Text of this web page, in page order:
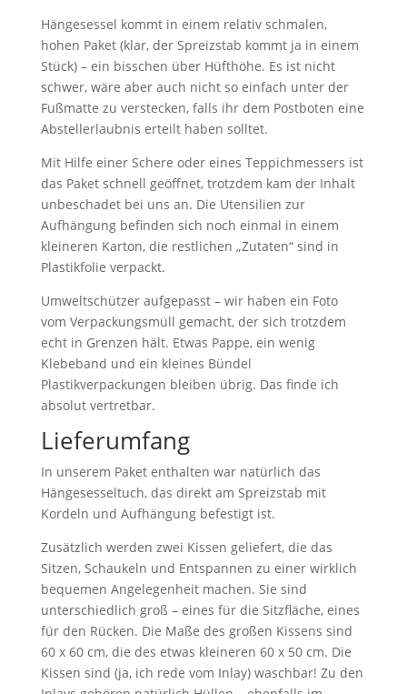
Hängesessel kommt in einem relativ schmalen,
hohen Paket (klar, der Spreizstab kommt ja in einem
Stück) – ein bisschen über Hüfthöhe. Es ist nicht
schwer, wäre aber auch nicht so einfach unter der
Fußmatte zu verstecken, falls ihr dem Postboten eine
Abstellerlaubnis erteilt haben solltet.
Mit Hilfe einer Schere oder eines Teppichmessers ist
das Paket schnell geöffnet, trotzdem kam der Inhalt
unbeschadet bei uns an. Die Utensilien zur
Aufhängung befinden sich noch einmal in einem
kleineren Karton, die restlichen „Zutaten“ sind in
Plastikfolie verpackt.
Umweltschützer aufgepasst – wir haben ein Foto
vom Verpackungsmüll gemacht, der sich trotzdem
echt in Grenzen hält. Etwas Pappe, ein wenig
Klebeband und ein kleines Bündel
Plastikverpackungen bleiben übrig. Das finde ich
absolut vertretbar.
Lieferumfang
In unserem Paket enthalten war natürlich das
Hängesesseltuch, das direkt am Spreizstab mit
Kordeln und Aufhängung befestigt ist.
Zusätzlich werden zwei Kissen geliefert, die das
Sitzen, Schaukeln und Entspannen zu einer wirklich
bequemen Angelegenheit machen. Sie sind
unterschiedlich groß – eines für die Sitzfläche, eines
für den Rücken. Die Maße des großen Kissens sind
60 x 60 cm, die des etwas kleineren 60 x 50 cm. Die
Kissen sind (ja, ich rede vom Inlay) waschbar! Zu den